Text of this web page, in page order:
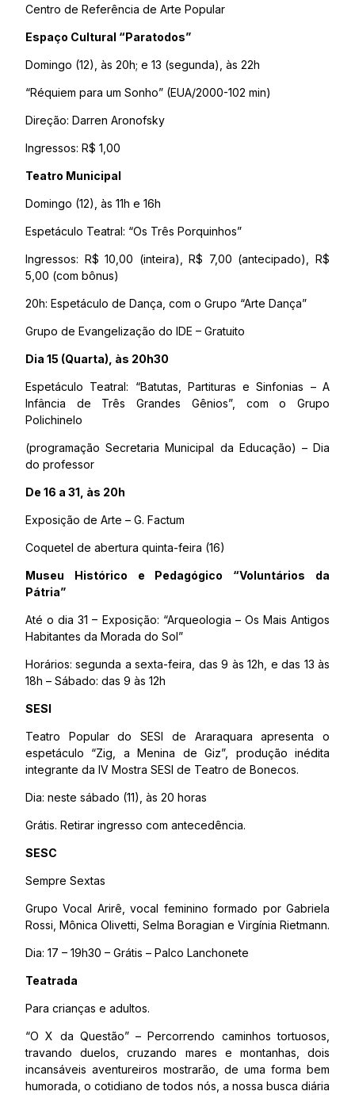
Centro de Referência de Arte Popular
Espaço Cultural “Paratodos”
Domingo (12), às 20h; e 13 (segunda), às 22h
“Réquiem para um Sonho” (EUA/2000-102 min)
Direção: Darren Aronofsky
Ingressos: R$ 1,00
Teatro Municipal
Domingo (12), às 11h e 16h
Espetáculo Teatral: “Os Três Porquinhos”
Ingressos: R$ 10,00 (inteira), R$ 7,00 (antecipado), R$
5,00 (com bônus)
20h: Espetáculo de Dança, com o Grupo “Arte Dança”
Grupo de Evangelização do IDE – Gratuito
Dia 15 (Quarta), às 20h30
Espetáculo Teatral: “Batutas, Partituras e Sinfonias – A
Infância de Três Grandes Gênios”, com o Grupo
Polichinelo
(programação Secretaria Municipal da Educação) – Dia
do professor
De 16 a 31, às 20h
Exposição de Arte – G. Factum
Coquetel de abertura quinta-feira (16)
Museu Histórico e Pedagógico “Voluntários da
Pátria”
Até o dia 31 – Exposição: “Arqueologia – Os Mais Antigos
Habitantes da Morada do Sol”
Horários: segunda a sexta-feira, das 9 às 12h, e das 13 às
18h – Sábado: das 9 às 12h
SESI
Teatro Popular do SESI de Araraquara apresenta o
espetáculo “Zig, a Menina de Giz”, produção inédita
integrante da IV Mostra SESI de Teatro de Bonecos.
Dia: neste sábado (11), às 20 horas
Grátis. Retirar ingresso com antecedência.
SESC
Sempre Sextas
Grupo Vocal Arirê, vocal feminino formado por Gabriela
Rossi, Mônica Olivetti, Selma Boragian e Virgínia Rietmann.
Dia: 17 – 19h30 – Grátis – Palco Lanchonete
Teatrada
Para crianças e adultos.
“O X da Questão” – Percorrendo caminhos tortuosos,
travando duelos, cruzando mares e montanhas, dois
incansáveis aventureiros mostrarão, de uma forma bem
humorada, o cotidiano de todos nós, a nossa busca diária